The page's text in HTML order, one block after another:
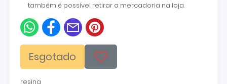
também é possível retirar a mercadoria na loja.
Esgotado
resina